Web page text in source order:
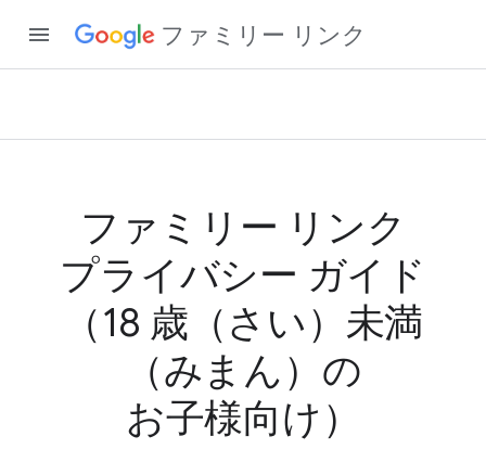
ファミリー リンク
ファミリー リンク
プライバシー ガイド
（18 歳​（さい）​未満​
（みまん）の​
お子様向け）